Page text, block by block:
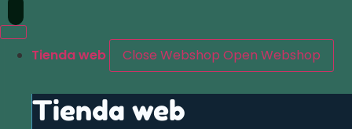
Tienda web Close Webshop Open Webshop
Tienda web